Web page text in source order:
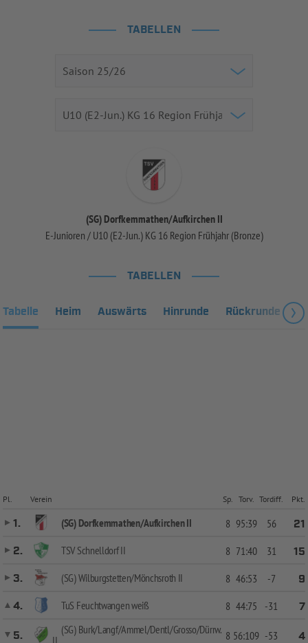
TABELLEN
(SG) Dorfkemmathen/Aufkirchen II
E-Junioren / U10 (E2-Jun.) KG 16 Region Frühjahr (Bronze)
TABELLEN
Tabelle Heim Auswärts Hinrunde Rückrunde
Pl. Verein Sp. Torv. Tordiff. Pkt.
1. (SG) Dorfkemmathen/Aufkirchen II 8 95:39 56
21
2.
TSV Schnelldorf II 8 71:40 31
15
3.
(SG) Wilburgstetten/Mönchsroth II 8 46:53 -7
9
4.
TuS Feuchtwangen weiß 8 44:75 -31
7
5.
(SG) Burk/Langf/Ammel/Dentl/Grosso/Dürrw.
II
8 56:109 -53 4